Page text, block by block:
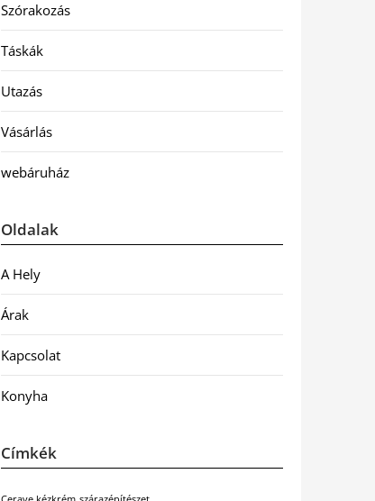
Szórakozás
Táskák
Utazás
Vásárlás
webáruház
Oldalak
A Hely
Árak
Kapcsolat
Konyha
Címkék